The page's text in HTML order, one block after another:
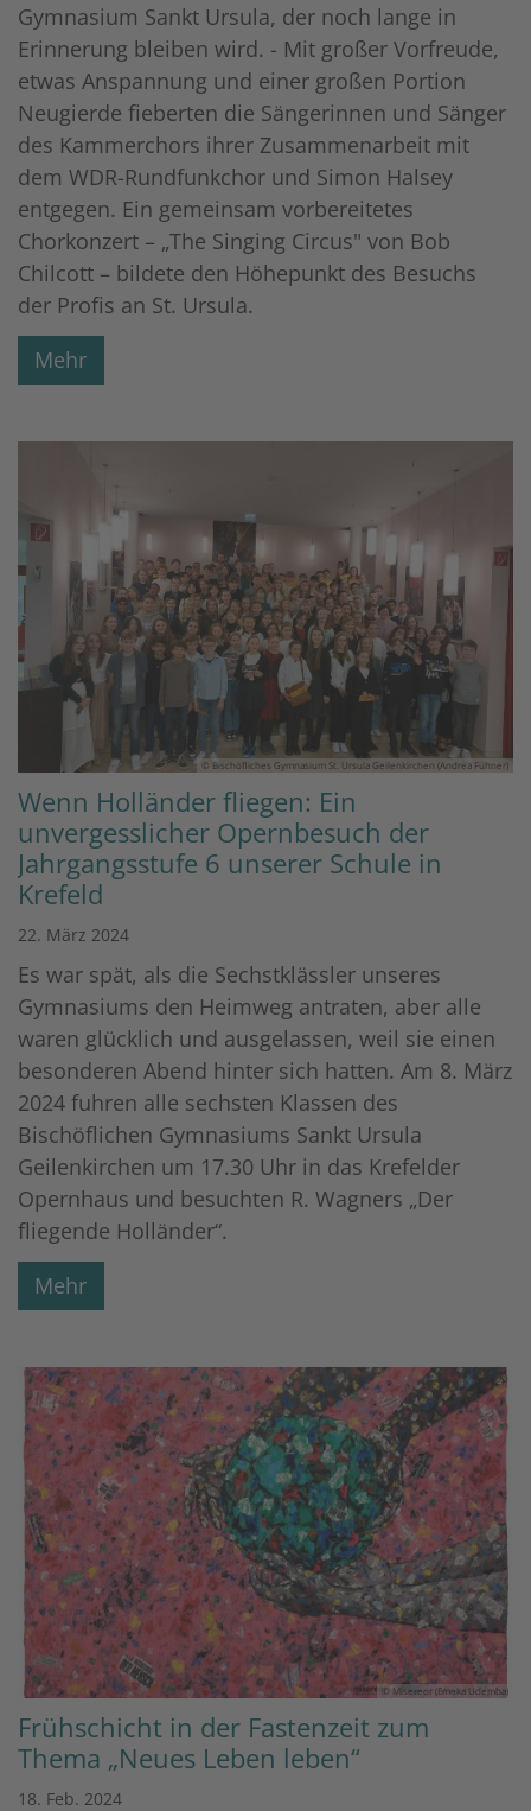
Gymnasium Sankt Ursula, der noch lange in
Erinnerung bleiben wird. - Mit großer Vorfreude,
etwas Anspannung und einer großen Portion
Neugierde fieberten die Sängerinnen und Sänger
des Kammerchors ihrer Zusammenarbeit mit
dem WDR-Rundfunkchor und Simon Halsey
entgegen. Ein gemeinsam vorbereitetes
Chorkonzert – „The Singing Circus" von Bob
Chilcott – bildete den Höhepunkt des Besuchs
der Profis an St. Ursula.
Mehr
© Bischöfliches Gymnasium St. Ursula Geilenkirchen (Andrea Fühner)
Wenn Holländer fliegen: Ein
unvergesslicher Opernbesuch der
Jahrgangsstufe 6 unserer Schule in
Krefeld
22. März 2024
Es war spät, als die Sechstklässler unseres
Gymnasiums den Heimweg antraten, aber alle
waren glücklich und ausgelassen, weil sie einen
besonderen Abend hinter sich hatten. Am 8. März
2024 fuhren alle sechsten Klassen des
Bischöflichen Gymnasiums Sankt Ursula
Geilenkirchen um 17.30 Uhr in das Krefelder
Opernhaus und besuchten R. Wagners „Der
fliegende Holländer“.
Mehr
© Misereor (Emeka Udemba)
Frühschicht in der Fastenzeit zum
Thema „Neues Leben leben“
18. Feb. 2024